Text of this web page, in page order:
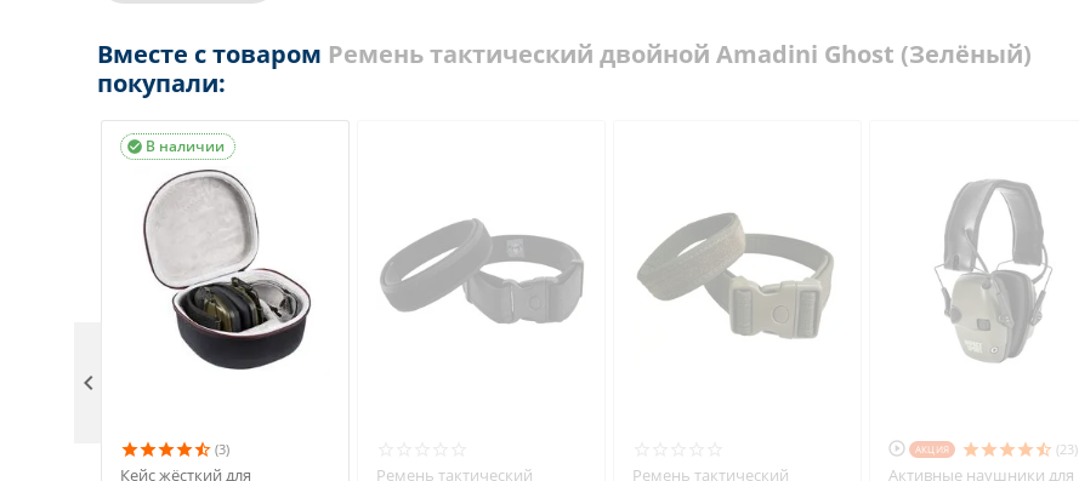
Вместе с товаром Ремень тактический двойной Amadini Ghost (Зелёный)
покупали:
В наличии

(3)
Кейс жёсткий для
Ремень тактический
Ремень тактический
 AКЦИЯ (23)
Активные наушники для
